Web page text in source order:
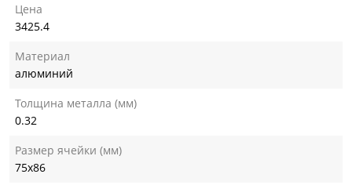
Цена
3425.4
Материал
алюминий
Толщина металла (мм)
0.32
Размер ячейки (мм)
75х86